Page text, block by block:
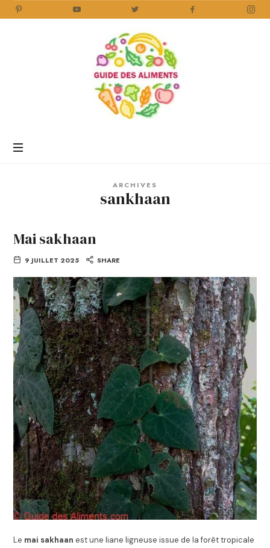
Aliments
ARCHIVES
sankhaan
Mai sakhaan
9 JUILLET 2025 SHARE
Le mai sakhaan est une liane ligneuse issue de la forêt tropicale